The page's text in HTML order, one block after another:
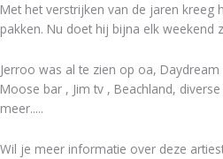
Met het verstrijken van de jaren kreeg
pakken. Nu doet hij bijna elk weekend
Jerroo was al te zien op oa, Daydream
Moose bar , Jim tv , Beachland,
meer.....
Wil je meer informatie over deze